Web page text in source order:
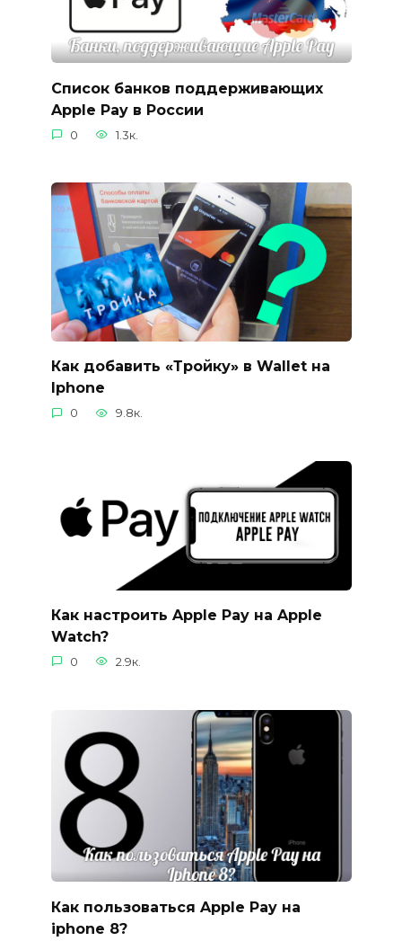
Список банков поддерживающих
Apple Pay в России
0 1.3к.
Как добавить «Тройку» в Wallet на
Iphone
0 9.8к.
Как настроить Apple Pay на Apple
Watch?
0 2.9к.
Как пользоваться Apple Pay на
iphone 8?